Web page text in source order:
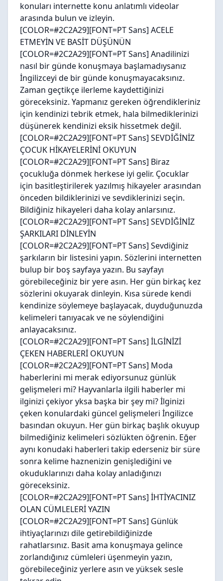
konuları internette konu anlatımlı videolar
arasında bulun ve izleyin.
[COLOR=#2C2A29][FONT=PT Sans] ACELE
ETMEYİN VE BASİT DÜŞÜNÜN
[COLOR=#2C2A29][FONT=PT Sans] Anadilinizi
nasıl bir günde konuşmaya başlamadıysanız
İngilizceyi de bir günde konuşmayacaksınız.
Zaman geçtikçe ilerleme kaydettiğinizi
göreceksiniz. Yapmanız gereken öğrendikleriniz
için kendinizi tebrik etmek, hala bilmediklerinizi
düşünerek kendinizi eksik hissetmek değil.
[COLOR=#2C2A29][FONT=PT Sans] SEVDİĞİNİZ
ÇOCUK HİKAYELERİNİ OKUYUN
[COLOR=#2C2A29][FONT=PT Sans] Biraz
çocukluğa dönmek herkese iyi gelir. Çocuklar
için basitleştirilerek yazılmış hikayeler arasından
önceden bildiklerinizi ve sevdiklerinizi seçin.
Bildiğiniz hikayeleri daha kolay anlarsınız.
[COLOR=#2C2A29][FONT=PT Sans] SEVDİĞİNİZ
ŞARKILARI DİNLEYİN
[COLOR=#2C2A29][FONT=PT Sans] Sevdiğiniz
şarkıların bir listesini yapın. Sözlerini internetten
bulup bir boş sayfaya yazın. Bu sayfayı
görebileceğiniz bir yere asın. Her gün birkaç kez
sözlerini okuyarak dinleyin. Kısa sürede kendi
kendinize söylemeye başlayacak, duyduğunuzda
kelimeleri tanıyacak ve ne söylendiğini
anlayacaksınız.
[COLOR=#2C2A29][FONT=PT Sans] İLGİNİZİ
ÇEKEN HABERLERİ OKUYUN
[COLOR=#2C2A29][FONT=PT Sans] Moda
haberlerini mi merak ediyorsunuz günlük
gelişmeleri mi? Hayvanlarla ilgili haberler mi
ilginizi çekiyor yksa başka bir şey mi? İlginizi
çeken konulardaki güncel gelişmeleri İngilizce
basından okuyun. Her gün birkaç başlık okuyup
bilmediğiniz kelimeleri sözlükten öğrenin. Eğer
aynı konudaki haberleri takip ederseniz bir süre
sonra kelime haznenizin genişlediğini ve
okuduklarınızı daha kolay anladığınızı
göreceksiniz.
[COLOR=#2C2A29][FONT=PT Sans] İHTİYACINIZ
OLAN CÜMLELERİ YAZIN
[COLOR=#2C2A29][FONT=PT Sans] Günlük
ihtiyaçlarınızı dile getirebildiğinizde
rahatlarsınız. Basit ama konuşmaya gelince
zorlandığınız cümleleri üşenmeyin yazın,
görebileceğiniz yerlere asın ve yüksek sesle